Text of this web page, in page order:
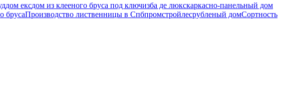
дом ексдом из клееного бруса под ключизба де люкскаркасно-панельный дом
брусаПроизводство лиственницы в Спбпромстройлесрубленый домСортность